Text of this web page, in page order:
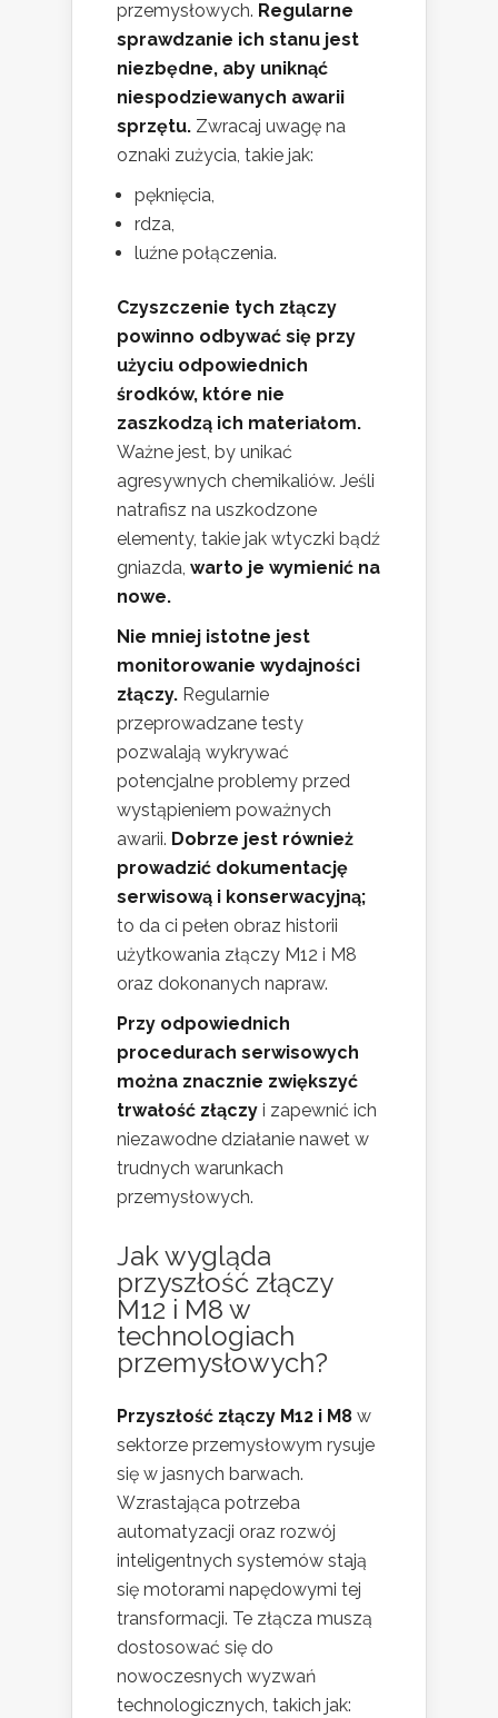
przemysłowych. Regularne
sprawdzanie ich stanu jest
niezbędne, aby uniknąć
niespodziewanych awarii
sprzętu. Zwracaj uwagę na
oznaki zużycia, takie jak:
pęknięcia,
rdza,
luźne połączenia.
Czyszczenie tych złączy
powinno odbywać się przy
użyciu odpowiednich
środków, które nie
zaszkodzą ich materiałom.
Ważne jest, by unikać
agresywnych chemikaliów. Jeśli
natrafisz na uszkodzone
elementy, takie jak wtyczki bądź
gniazda, warto je wymienić na
nowe.
Nie mniej istotne jest
monitorowanie wydajności
złączy. Regularnie
przeprowadzane testy
pozwalają wykrywać
potencjalne problemy przed
wystąpieniem poważnych
awarii. Dobrze jest również
prowadzić dokumentację
serwisową i konserwacyjną;
to da ci pełen obraz historii
użytkowania złączy M12 i M8
oraz dokonanych napraw.
Przy odpowiednich
procedurach serwisowych
można znacznie zwiększyć
trwałość złączy i zapewnić ich
niezawodne działanie nawet w
trudnych warunkach
przemysłowych.
Jak wygląda
przyszłość złączy
M12 i M8 w
technologiach
przemysłowych?
Przyszłość złączy M12 i M8 w
sektorze przemysłowym rysuje
się w jasnych barwach.
Wzrastająca potrzeba
automatyzacji oraz rozwój
inteligentnych systemów stają
się motorami napędowymi tej
transformacji. Te złącza muszą
dostosować się do
nowoczesnych wyzwań
technologicznych, takich jak: